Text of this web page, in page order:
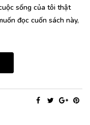
sống của tôi thật
đọc cuốn sách này,